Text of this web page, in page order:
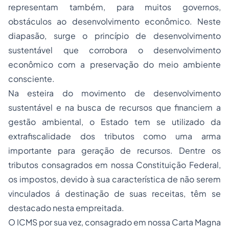
representam também, para muitos governos,
obstáculos ao desenvolvimento econômico. Neste
diapasão, surge o princípio de desenvolvimento
sustentável que corrobora o desenvolvimento
econômico com a preservação do meio ambiente
consciente.
Na esteira do movimento de desenvolvimento
sustentável e na busca de recursos que financiem a
gestão ambiental, o Estado tem se utilizado da
extrafiscalidade dos tributos como uma arma
importante para geração de recursos. Dentre os
tributos consagrados em nossa Constituição Federal,
os impostos, devido à sua característica de não serem
vinculados á destinação de suas receitas, têm se
destacado nesta empreitada.
O ICMS por sua vez, consagrado em nossa Carta Magna